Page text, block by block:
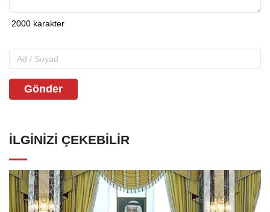
Gönder
İLGINIZI ÇEKEBILIR